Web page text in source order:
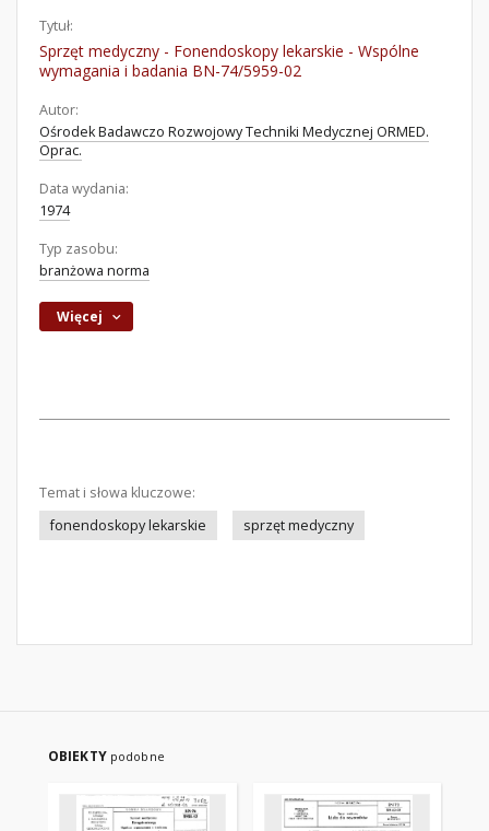
Tytuł:
Sprzęt medyczny - Fonendoskopy lekarskie - Wspólne
wymagania i badania BN-74/5959-02
Autor:
Ośrodek Badawczo Rozwojowy Techniki Medycznej ORMED.
Oprac.
Data wydania:
1974
Typ zasobu:
branżowa norma
Więcej
Temat i słowa kluczowe:
fonendoskopy lekarskie
sprzęt medyczny
OBIEKTY podobne